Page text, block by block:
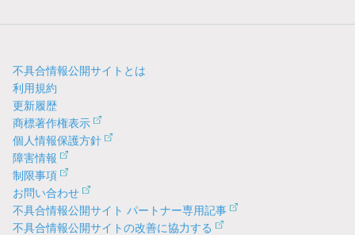
不具合情報公開サイトとは
利用規約
更新履歴
商標著作権表示
個人情報保護方針
障害情報
制限事項
お問い合わせ
不具合情報公開サイト パートナー専用記事
不具合情報公開サイトの改善に協力する